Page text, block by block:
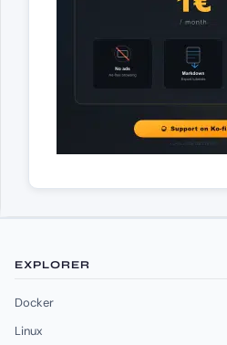
EXPLORER
Docker
Linux